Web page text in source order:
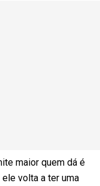
maior quem dá é
volta a ter uma